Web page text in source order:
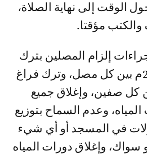
الوقت إلى نهاية الصلاة،
مؤقتا.
إلزام المصلين بترك
مسافة بمقدار 2م بين كل مصل، وترك فراغ
كل صفين، وإغلاق جميع
المياه، وعدم السماح بتوزيع
في المسجد أو أي شيء
وإغلاق دورات المياه